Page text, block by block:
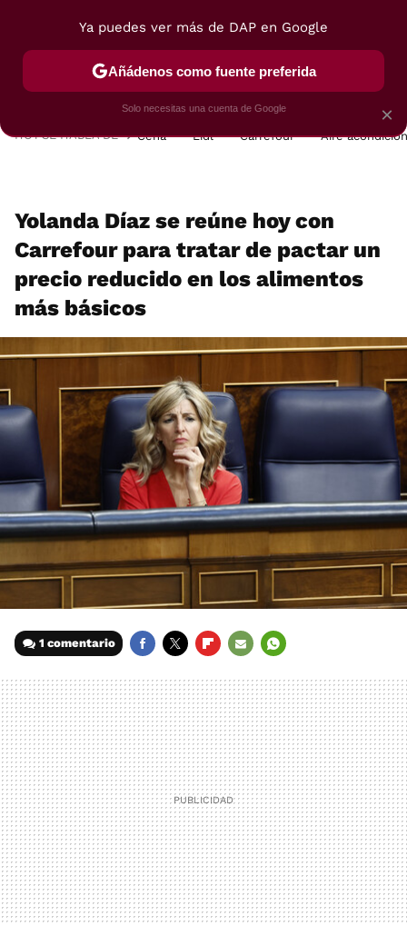
POSTRES VIAJES SELECCIÓN VEGUI
HOY SE HABLA DE Cena Lidl Carrefour Aire
Yolanda Díaz se reúne hoy con
Carrefour para tratar de pactar un
precio reducido en los alimentos
más básicos
1 comentario
MAIL
×
Ya puedes ver más de DAP en Google
Añádenos como fuente preferida
Solo necesitas una cuenta de Google